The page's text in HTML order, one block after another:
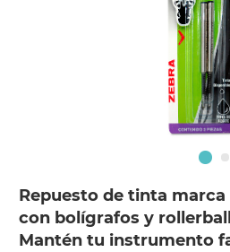
Repuesto de tinta
con bolígrafos y
Mantén tu instrumento